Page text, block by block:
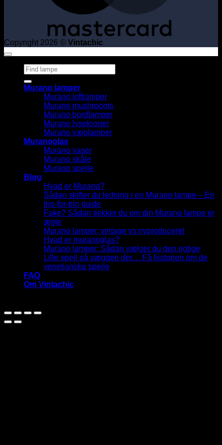
Copyright 2026 © Vintachic
Søg
efter:
Murano lamper
Murano loftlamper
Murano mushrooms
Murano bordlamper
Murano lysekroner
Murano væglamper
Muranoglas
Murano vaser
Murano skåle
Murano spejle
Blog
Hvad er Murano?
Sådan skifter du ledning i en Murano lampe – En
trin-for-trin guide
Fake? Sådan tjekker du om din Murano lampe er
ægte
Murano lamper: vintage vs nyproduceret
Hvad er muranoglas?
Murano lamper: Sådan vælger du den rigtige
Lille spejl på væggen der… Få historien om de
venetianske spejle
FAQ
Om Vintachic